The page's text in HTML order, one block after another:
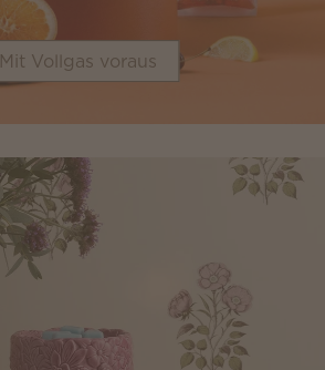
Mit Vollgas voraus